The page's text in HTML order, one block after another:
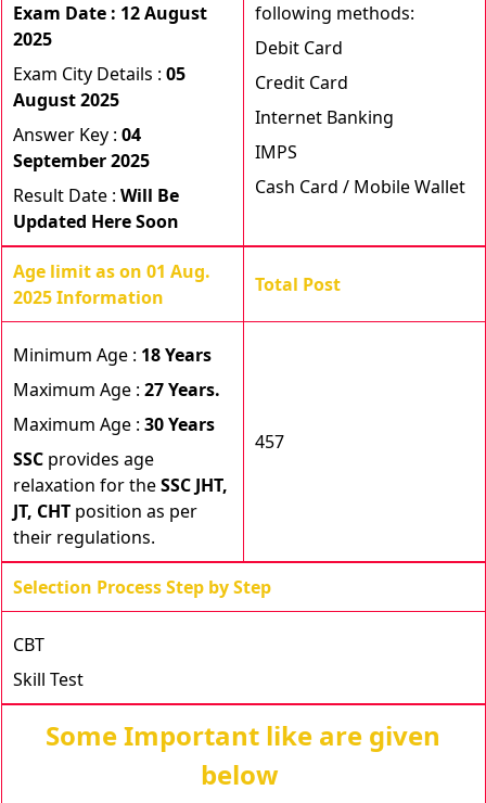
Exam Date : 12 August
2025
Exam City Details : 05
August 2025
Answer Key : 04
September 2025
Result Date : Will Be
Updated Here Soon
following methods:
Debit Card
Credit Card
Internet Banking
IMPS
Cash Card / Mobile Wallet
Age limit as on 01 Aug.
2025 Information
Total Post
Minimum Age : 18 Years
Maximum Age : 27 Years.
Maximum Age : 30 Years
SSCprovides age
relaxation for theSSC JHT,
JT, CHT position as per
their regulations.
457
Selection Process Step by Step
CBT
Skill Test
Some Important like are given
below